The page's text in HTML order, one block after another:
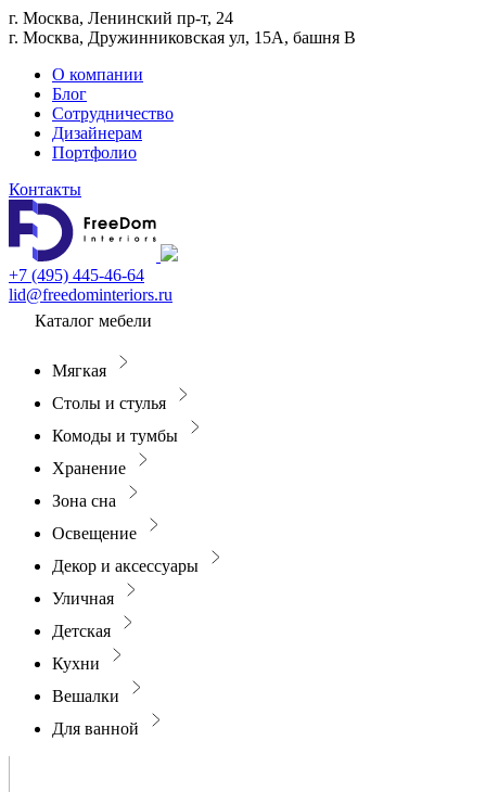
г. Москва, Ленинский пр-т, 24
г. Москва, Дружинниковская ул, 15А, башня В
О компании
Блог
Сотрудничество
Дизайнерам
Портфолио
Контакты
+7 (495) 445-46-64
lid@freedominteriors.ru
Каталог мебели
Мягкая
Столы и стулья
Комоды и тумбы
Хранение
Зона сна
Освещение
Декор и аксессуары
Уличная
Детская
Кухни
Вешалки
Для ванной